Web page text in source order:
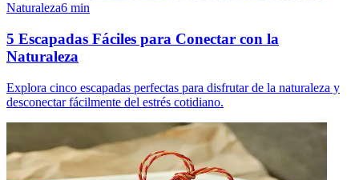
Naturaleza6 min
5 Escapadas Fáciles para Conectar con la
Naturaleza
Explora cinco escapadas perfectas para disfrutar de la naturaleza y
desconectar fácilmente del estrés cotidiano.